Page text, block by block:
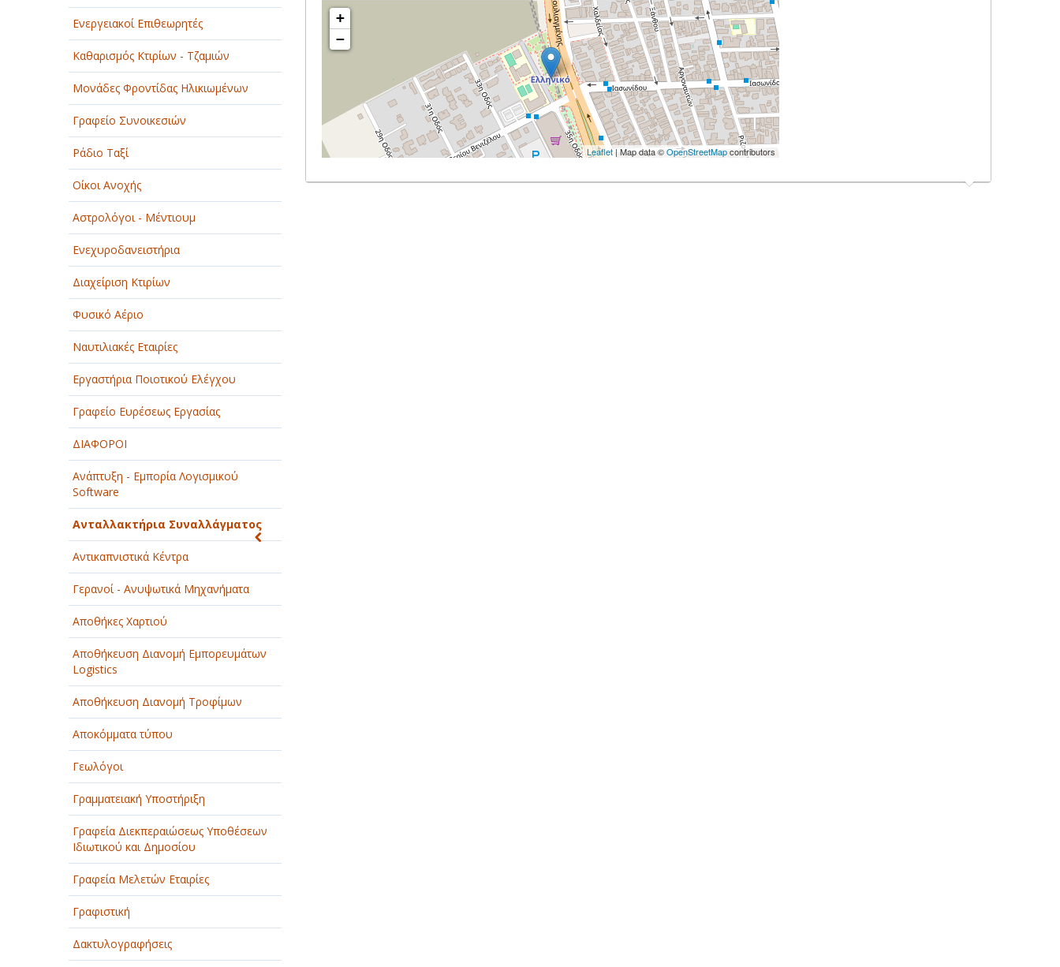
Ενεργειακοί Επιθεωρητές
Καθαρισμός Κτιρίων - Τζαμιών
Μονάδες Φροντίδας Ηλικιωμένων
Γραφείο Συνοικεσιών
Ράδιο Ταξί
Οίκοι Ανοχής
Αστρολόγοι - Μέντιουμ
Ενεχυροδανειστήρια
Διαχείριση Κτιρίων
Φυσικό Αέριο
Ναυτιλιακές Εταιρίες
Εργαστήρια Ποιοτικού Ελέγχου
Γραφείο Ευρέσεως Εργασίας
ΔΙΑΦΟΡΟΙ
Ανάπτυξη - Εμπορία Λογισμικού
Software
Ανταλλακτήρια Συναλλάγματος
Αντικαπνιστικά Κέντρα
Γερανοί - Ανυψωτικά Μηχανήματα
Αποθήκες Χαρτιού
Αποθήκευση Διανομή Εμπορευμάτων
Logistics
Αποθήκευση Διανομή Τροφίμων
Αποκόμματα τύπου
Γεωλόγοι
Γραμματειακή Υποστήριξη
Γραφεία Διεκπεραιώσεως Υποθέσεων
Ιδιωτικού και Δημοσίου
Γραφεία Μελετών Εταιρίες
Γραφιστική
Δακτυλογραφήσεις
+
−
Leaflet| Map data ©OpenStreetMapcontributors